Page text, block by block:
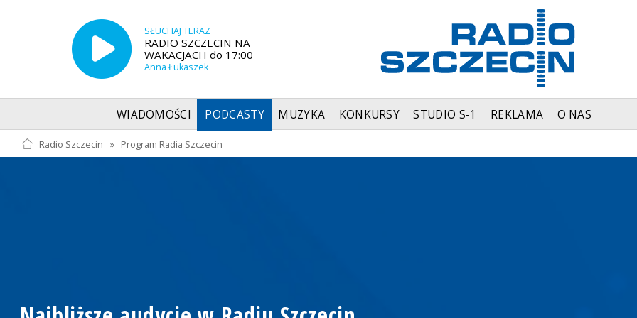
SŁUCHAJ TERAZ
RADIO SZCZECIN NA
WAKACJACH do 17:00
Anna Łukaszek
WIADOMOŚCI PODCASTY MUZYKA KONKURSY STUDIO S-1 REKLAMA O NAS
Radio Szczecin » Program Radia Szczecin